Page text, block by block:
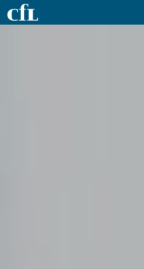
Spring til indhold